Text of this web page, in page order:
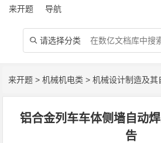
来开题 导航
 请选择分类
来开题 >机械机电类 >机械设计制造及其
铝合金列车车体侧墙自动
告